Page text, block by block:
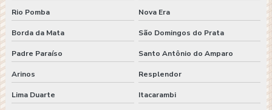
Rio Pomba Nova Era
Borda da Mata São Domingos do Prata
Padre Paraíso Santo Antônio do Amparo
Arinos Resplendor
Lima Duarte Itacarambi